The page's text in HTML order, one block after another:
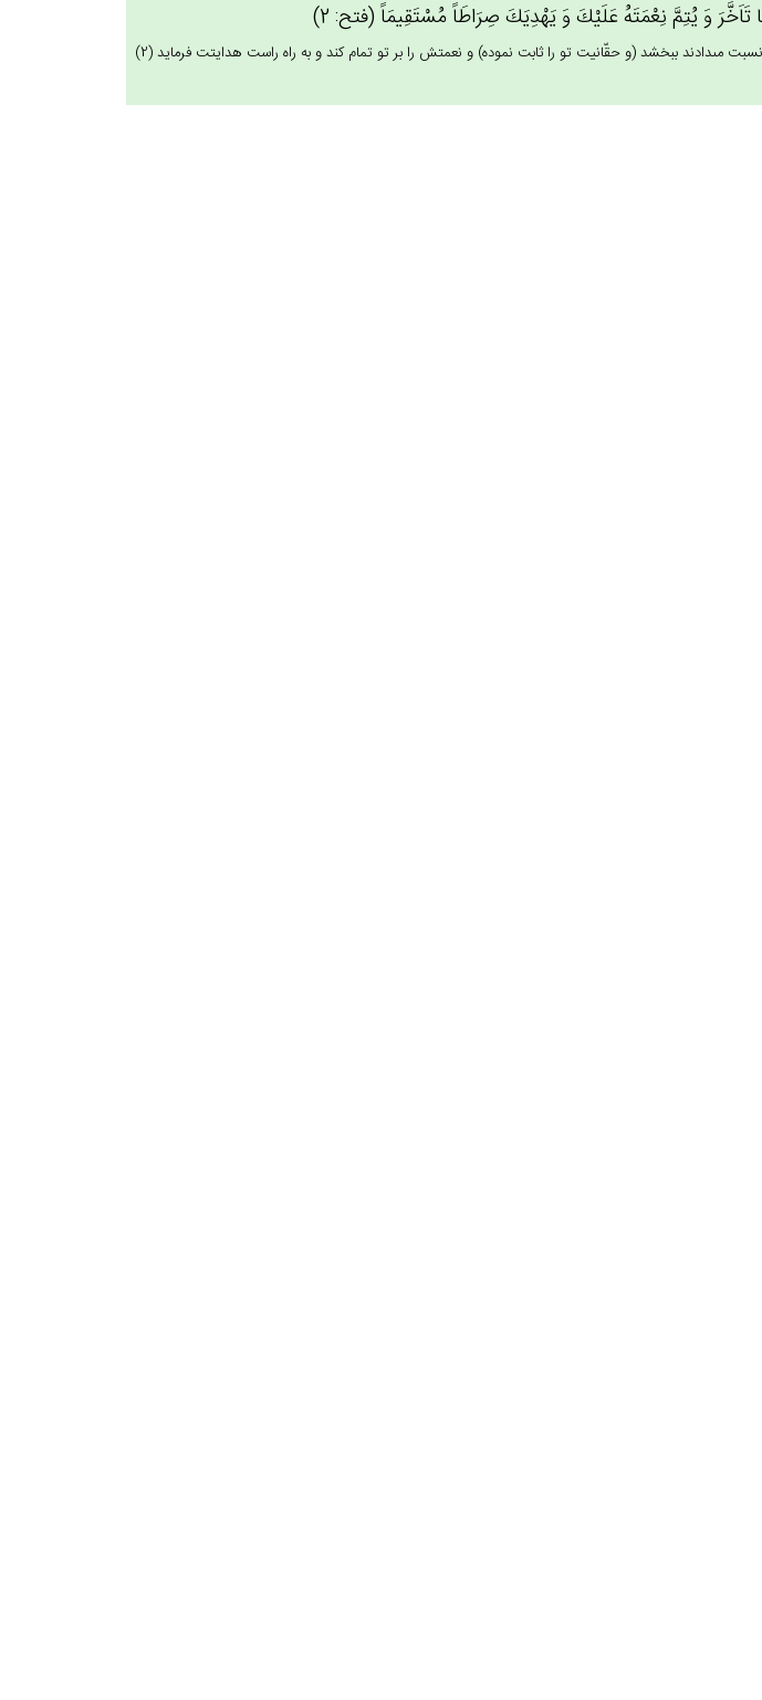
تَاَخَّرَ وَ يُتِم‌َّ نِعْمَتَه‌ُ عَلَيْك‌َ وَ يَهْدِيَك‌َ صِرَاطَاً مُسْتَقِيمَاً (فتح: 2)
مى‏دادند ببخشد (و حقّانيت تو را ثابت نموده) و نعمتش را بر تو تمام كند و به راه راست هدايتت فرمايد (2)